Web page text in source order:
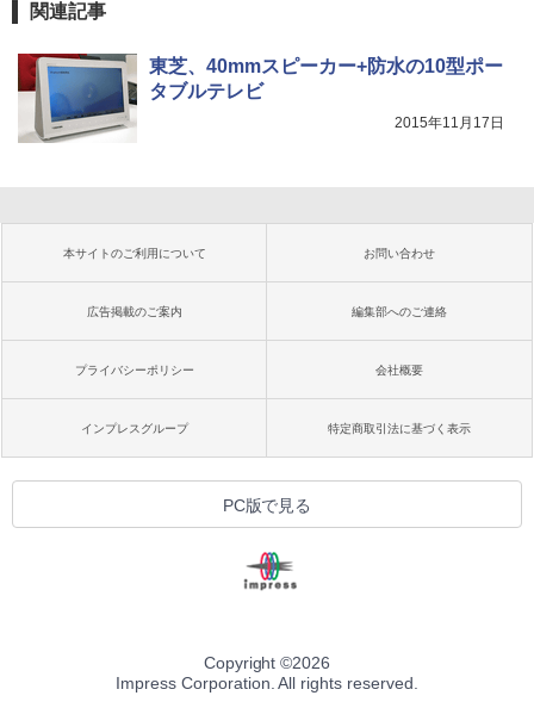
関連記事
東芝、40mmスピーカー+防水の10型ポー
タブルテレビ
2015年11月17日
本サイトのご利用について お問い合わせ
広告掲載のご案内 編集部へのご連絡
プライバシーポリシー 会社概要
インプレスグループ 特定商取引法に基づく表示
PC版で見る
Copyright ©2026
Impress Corporation. All rights reserved.